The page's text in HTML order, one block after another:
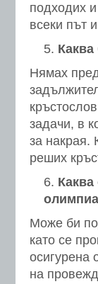
подходих
всеки път
Нямах
задачи, в
за накрая.
реших
Каква
Може би
като се
осигурена
на